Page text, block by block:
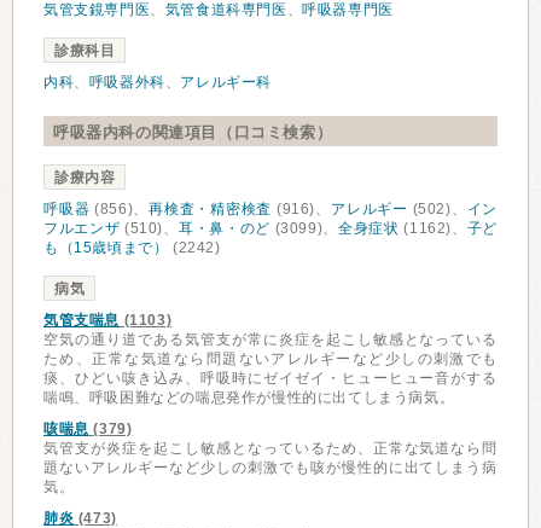
気管支鏡専門医、 気管食道科専門医 、呼吸器専門医
診療科目
内科、 呼吸器外科、 アレルギー科
呼吸器内科の関連項目（口コミ検索）
診療内容
呼吸器 (856)、再検査・精密検査 (916)、 アレルギー (502)、 イン
フルエンザ (510)、 耳・鼻・のど (3099)、 全身症状 (1162)、 子ど
も（15歳頃まで）
(2242)
病気
気管支喘息 (1103)
空気の通り道である気管支が常に炎症を起こし敏感となっている
ため、正常な気道なら問題ないアレルギーなど少しの刺激でも
痰、ひどい咳き込み、呼吸時にゼイゼイ・ヒューヒュー音がする
喘鳴、呼吸困難などの喘息発作が慢性的に出てしまう病気。
咳喘息 (379)
気管支が炎症を起こし敏感となっているため、正常な気道なら問
題ないアレルギーなど少しの刺激でも咳が慢性的に出てしまう病
気。
肺炎 (473)